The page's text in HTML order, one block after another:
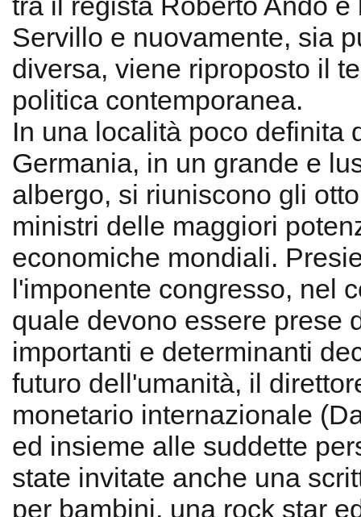
Servillo e nuovamente, sia
diversa, viene riproposto il
politica contemporanea.
In una località poco definita
Germania, in un grande e
albergo, si riuniscono gli
ministri delle maggiori
economiche mondiali.
l'imponente congresso, nel
quale devono essere prese
importanti e determinanti
futuro dell'umanità, il
monetario internazionale
ed insieme alle suddette
state invitate anche una
per bambini, una rock star